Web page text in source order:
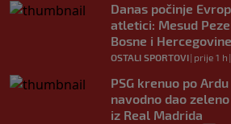
Danas počinje
atletici: Mesud
Bosne i Hercegovine
OSTALI SPORTOVI| prije 1 h |
PSG krenuo po
navodno dao
iz Real Madrida